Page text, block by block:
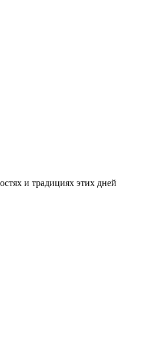
и традициях этих дней